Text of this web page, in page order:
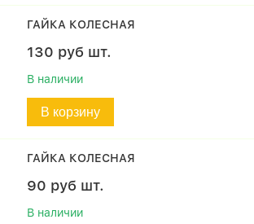
ГАЙКА КОЛЕСНАЯ
130 руб шт.
В наличии
В корзину
ГАЙКА КОЛЕСНАЯ
90 руб шт.
В наличии